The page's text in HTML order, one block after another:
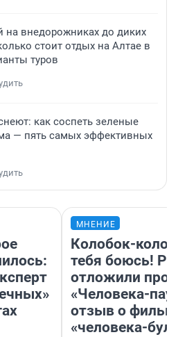
на внедорожниках до диких
стоит отдых на Алтае в
туров
как соспеть зеленые
— пять самых эффективных
МНЕНИЕ
Колобок-
тебя боюсь!
отложили
«Человека-
отзыв о
«человека-